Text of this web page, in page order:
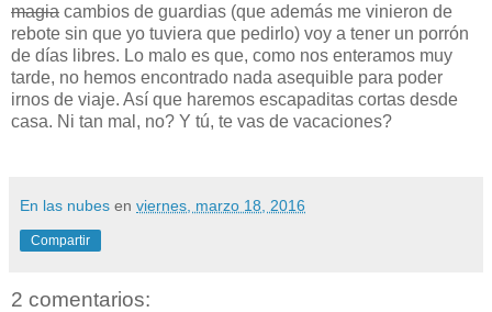
magia cambios de guardias (que además me vinieron de
rebote sin que yo tuviera que pedirlo) voy a tener un porrón
de días libres. Lo malo es que, como nos enteramos muy
tarde, no hemos encontrado nada asequible para poder
irnos de viaje. Así que haremos escapaditas cortas desde
casa. Ni tan mal, no? Y tú, te vas de vacaciones?
En las nubes en viernes, marzo 18, 2016
Compartir
2 comentarios: